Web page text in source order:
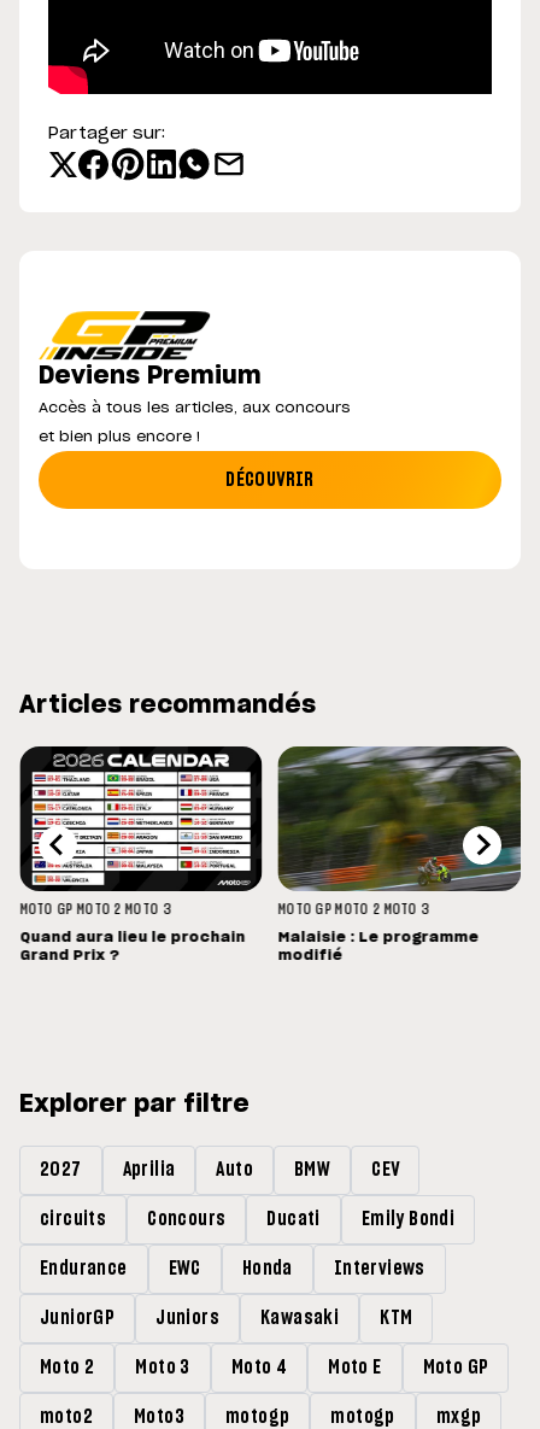
Partager sur:
Deviens Premium
Accès à tous les articles, aux concours
et bien plus encore !
DÉCOUVRIR
Articles recommandés
MOTO GP MOTO 2 MOTO 3
Quand aura lieu le prochain
Grand Prix ?
MOTO GP MOTO 2 MOTO 3
Malaisie : Le programme
modifié
Explorer par filtre
2027 Aprilia Auto BMW CEV
circuits Concours Ducati Emily Bondi
Endurance EWC Honda Interviews
JuniorGP Juniors Kawasaki KTM
Moto 2 Moto 3 Moto 4 Moto E Moto GP
moto2 Moto3 motogp motogp mxgp